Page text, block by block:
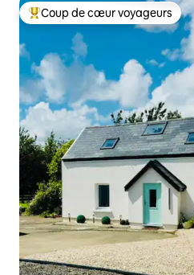
Coups de cœur voyageurs les
Coup de cœur voyageurs